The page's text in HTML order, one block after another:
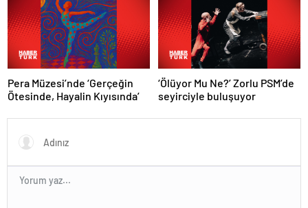
Pera Müzesi’nde ‘Gerçeğin
Ötesinde, Hayalin Kıyısında’
‘Ölüyor Mu Ne?’ Zorlu PSM’de
seyirciyle buluşuyor